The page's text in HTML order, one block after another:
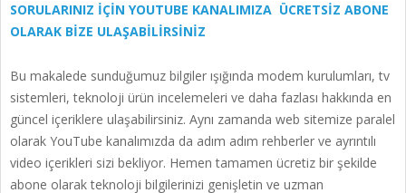
SORULARINIZ İÇİN YOUTUBE KANALIMIZA ÜCRETSİZ ABONE
OLARAK BİZE ULAŞABİLİRSİNİZ
Bu makalede sunduğumuz bilgiler ışığında modem kurulumları, tv
sistemleri, teknoloji ürün incelemeleri ve daha fazlası hakkında en
güncel içeriklere ulaşabilirsiniz. Aynı zamanda web sitemize paralel
olarak YouTube kanalımızda da adım adım rehberler ve ayrıntılı
video içerikleri sizi bekliyor. Hemen tamamen ücretiz bir şekilde
abone olarak teknoloji bilgilerinizi genişletin ve uzman